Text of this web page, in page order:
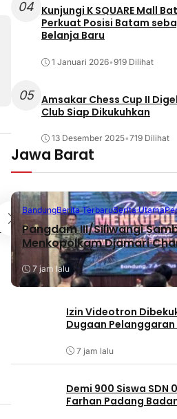
Nasional
Bukan Hanya Soal
Pembangunan, TNI Merajut
Kebersamaan Di Desa
Watuduwur
7 jam lalu
04 Kunjungi K SQUARE Mall
Perkuat Posisi Batam
Belanja Baru
1 Januari 2026•919 Dilihat
05 Amsakar Chess Cup II
Club Siap Dikukuhkan
13 Desember 2025•719 Dilihat
Jawa Barat
BandungBerita TerbaruBerita Utama
Pangdam III/Siliwangi
Menkopolkam Djamari
7 jam lalu
Izin Videotron
Dugaan Pelanggaran
7 jam lalu
Demi 900 Siswa
Farhan Padang